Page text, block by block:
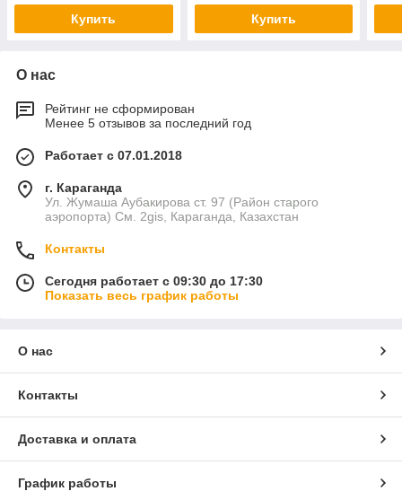
Купить Купить
О нас
Рейтинг не сформирован
Менее 5 отзывов за последний год
Работает с 07.01.2018
г. Караганда
Ул. Жумаша Аубакирова ст. 97 (Район старого
аэропорта) См. 2gis, Караганда, Казахстан
Контакты
Сегодня работает с 09:30 до 17:30
Показать весь график работы
О нас
Контакты
Доставка и оплата
График работы